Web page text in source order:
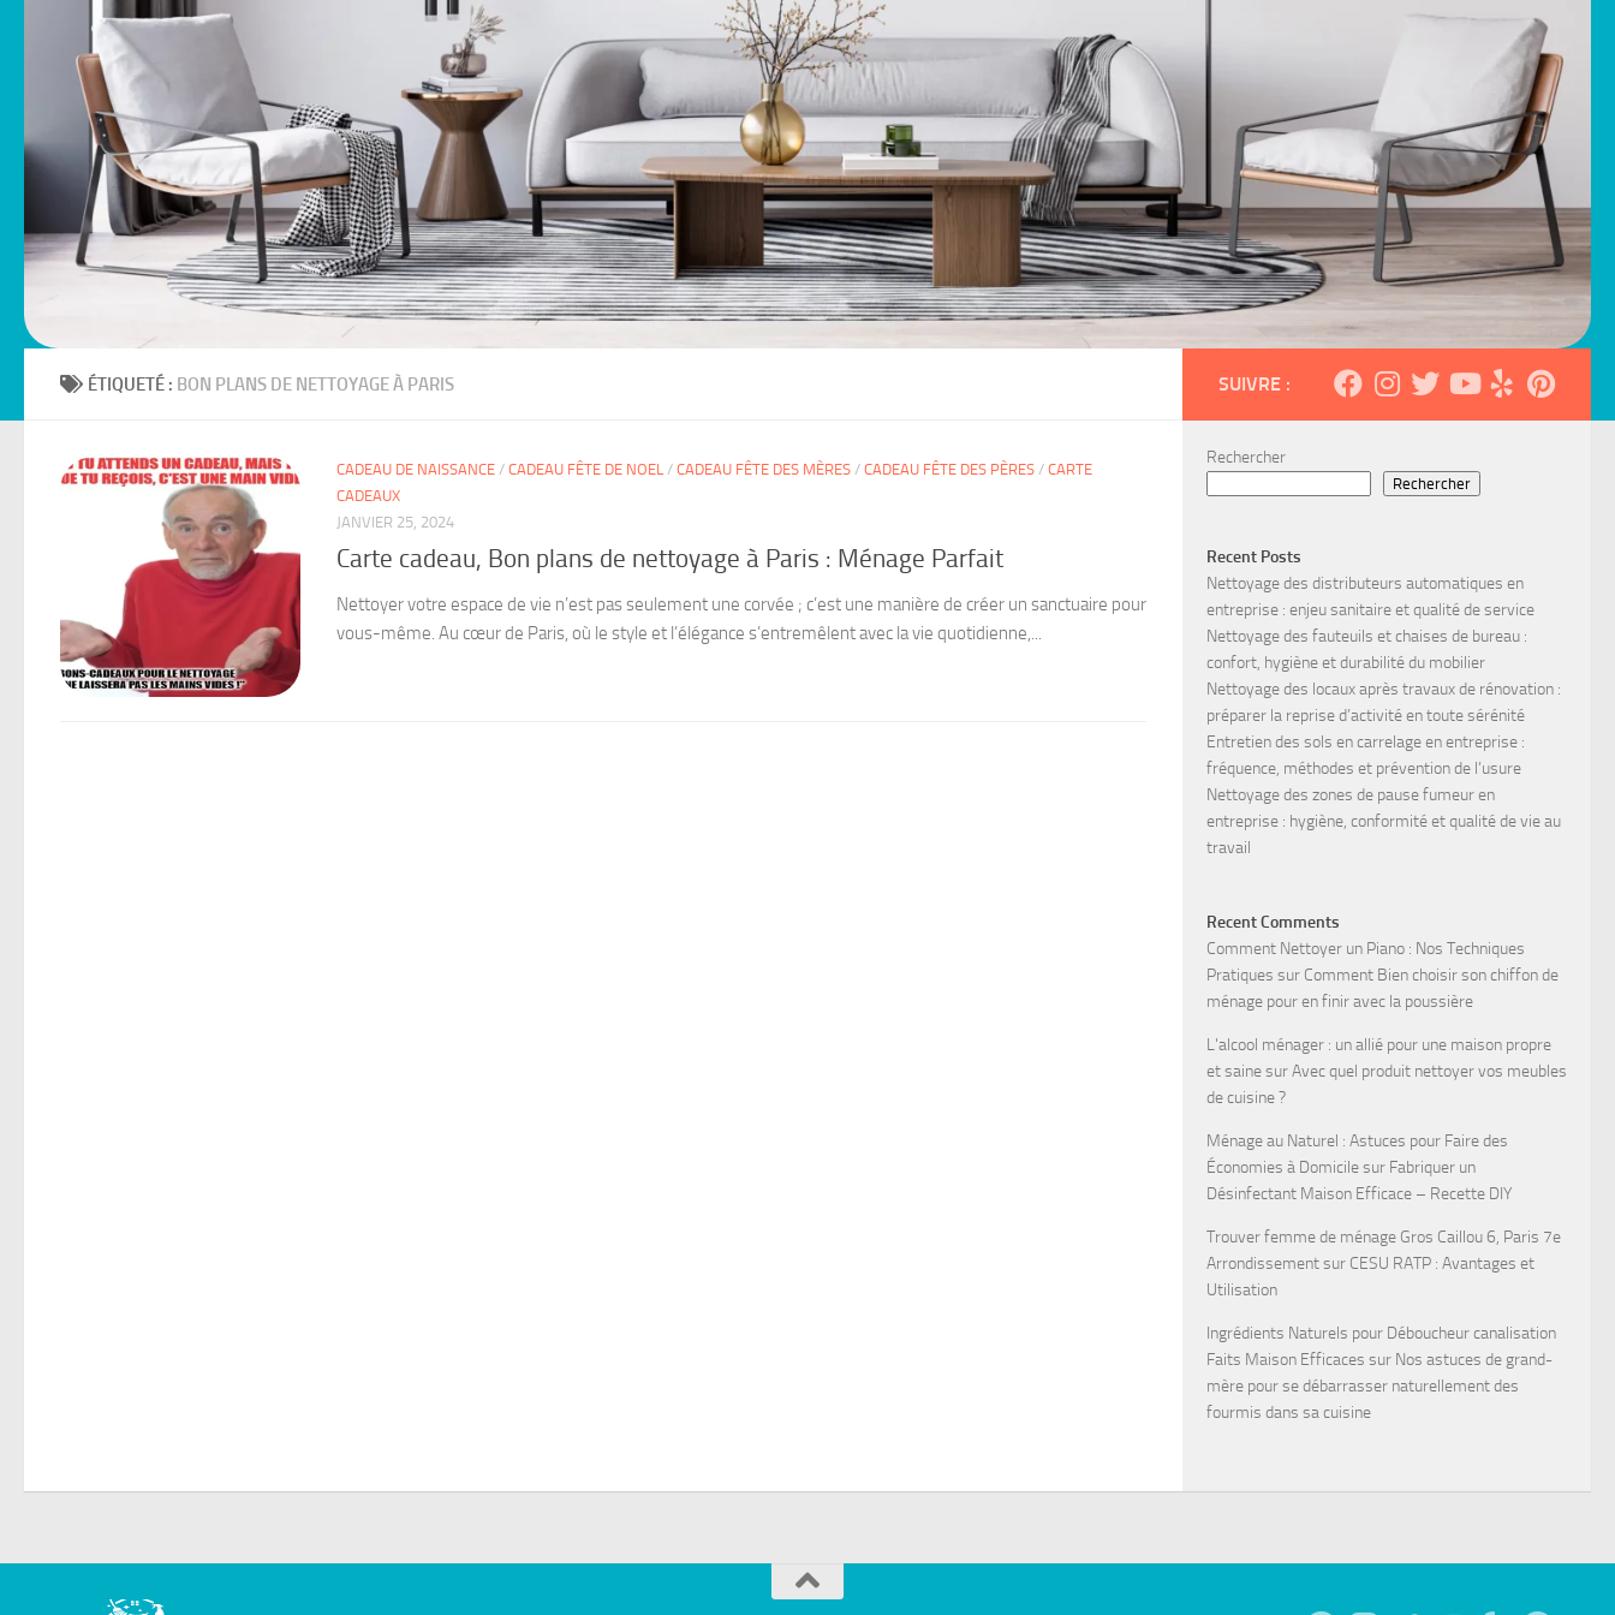
ÉTIQUETÉ : BON PLANS DE NETTOYAGE À PARIS
CADEAU DE NAISSANCE / CADEAU FÊTE DE NOEL / CADEAU FÊTE DES MÈRES / CADEAU FÊTE DES PÈRES / CARTE
CADEAUX
JANVIER 25, 2024
Carte cadeau, Bon plans de nettoyage à Paris : Ménage Parfait
Nettoyer votre espace de vie n’est pas seulement une corvée ; c’est une manière de créer un sanctuaire pour
vous-même. Au cœur de Paris, où le style et l’élégance s’entremêlent avec la vie quotidienne,...
SUIVRE :
Rechercher
Rechercher
Recent Posts
Nettoyage des distributeurs automatiques en
entreprise : enjeu sanitaire et qualité de service
Nettoyage des fauteuils et chaises de bureau :
confort, hygiène et durabilité du mobilier
Nettoyage des locaux après travaux de rénovation :
préparer la reprise d’activité en toute sérénité
Entretien des sols en carrelage en entreprise :
fréquence, méthodes et prévention de l’usure
Nettoyage des zones de pause fumeur en
entreprise : hygiène, conformité et qualité de vie au
travail
Recent Comments
Comment Nettoyer un Piano : Nos Techniques
Pratiques sur Comment Bien choisir son chiffon de
ménage pour en finir avec la poussière
L'alcool ménager : un allié pour une maison propre
et sainesurAvec quel produit nettoyer vos meubles
de cuisine ?
Ménage au Naturel : Astuces pour Faire des
Économies à Domicilesur Fabriquer un
Désinfectant Maison Efficace – Recette DIY
Trouver femme de ménage Gros Caillou 6, Paris 7e
Arrondissementsur CESU RATP : Avantages et
Utilisation
Ingrédients Naturels pour Déboucheur canalisation
Faits Maison Efficaces sur Nos astuces de grand-
mère pour se débarrasser naturellement des
fourmis dans sa cuisine